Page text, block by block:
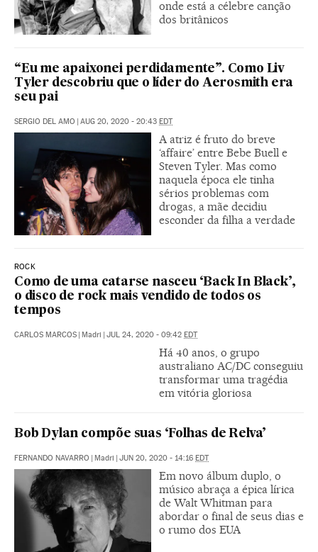
onde está a célebre canção
dos britânicos
“Eu me apaixonei perdidamente”. Como Liv
Tyler descobriu que o líder do Aerosmith era
seu pai
SERGIO DEL AMO | AUG 20, 2020 - 20:43 EDT
A atriz é fruto do breve
‘affaire’ entre Bebe Buell e
Steven Tyler. Mas como
naquela época ele tinha
sérios problemas com
drogas, a mãe decidiu
esconder da filha a verdade
ROCK
Como de uma catarse nasceu ‘Back In Black’,
o disco de rock mais vendido de todos os
tempos
CARLOS MARCOS | Madri | JUL 24, 2020 - 09:42 EDT
Há 40 anos, o grupo
australiano AC/DC conseguiu
transformar uma tragédia
em vitória gloriosa
Bob Dylan compõe suas ‘Folhas de Relva’
FERNANDO NAVARRO | Madri | JUN 20, 2020 - 14:16 EDT
Em novo álbum duplo, o
músico abraça a épica lírica
de Walt Whitman para
abordar o final de seus dias e
o rumo dos EUA